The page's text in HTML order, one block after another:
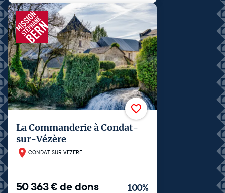
La Commanderie à Condat-
sur-Vézère
CONDAT SUR VEZERE
50 363€de dons 100%